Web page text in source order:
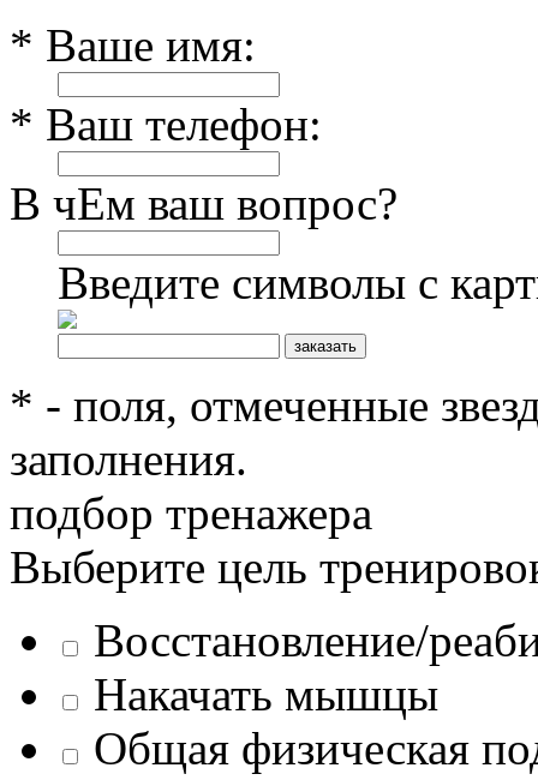
* Ваше имя:
* Ваш телефон:
В чЕм ваш вопрос?
Введите символы с
* - поля, отмеченные
заполнения.
подбор тренажера
Выберите цель
Восстановление/
Накачать мышцы
Общая физическая